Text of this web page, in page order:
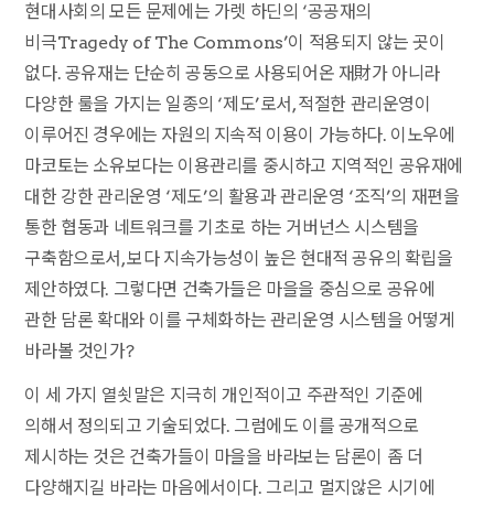
현대사회의 모든 문제에는 가렛 하딘의 ‘공공재의
비극Tragedy of The Commons’이 적용되지 않는 곳이
없다. 공유재는 단순히 공동으로 사용되어온 재財가 아니라
다양한 룰을 가지는 일종의 ‘제도’로서, 적절한 관리운영이
이루어진 경우에는 자원의 지속적 이용이 가능하다. 이노우에
마코토는 소유보다는 이용관리를 중시하고 지역적인 공유재에
대한 강한 관리운영 ‘제도’의 활용과 관리운영 ‘조직’의 재편을
통한 협동과 네트워크를 기초로 하는 거버넌스 시스템을
구축함으로서, 보다 지속가능성이 높은 현대적 공유의 확립을
제안하였다. 그렇다면 건축가들은 마을을 중심으로 공유에
관한 담론 확대와 이를 구체화하는 관리운영 시스템을 어떻게
바라볼 것인가?
이 세 가지 열쇳말은 지극히 개인적이고 주관적인 기준에
의해서 정의되고 기술되었다. 그럼에도 이를 공개적으로
제시하는 것은 건축가들이 마을을 바라보는 담론이 좀 더
다양해지길 바라는 마음에서이다. 그리고 멀지않은 시기에